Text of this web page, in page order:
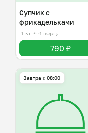
Супчик с
фрикадельками
1 кг ≈ 4 порц.
790 ₽
Завтра c 08:00